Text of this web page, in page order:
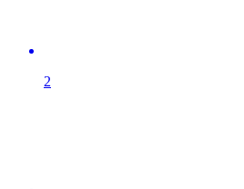
2